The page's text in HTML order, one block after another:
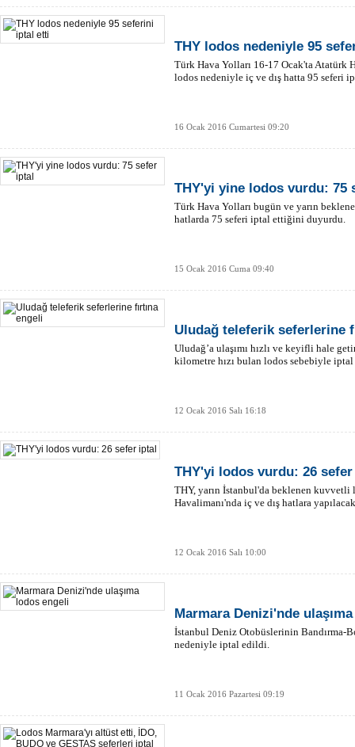
THY lodos nedeniyle 95
Türk Hava Yolları 16-17 Ocak'ta Atatürk
lodos nedeniyle iç ve dış hatta 95 seferi
16 Ocak 2016 Cumartesi 09:20
THY'yi yine lodos vurdu: 75
Türk Hava Yolları bugün ve yarın
hatlarda 75 seferi iptal ettiğini duyurdu.
15 Ocak 2016 Cuma 09:40
Uludağ teleferik seferlerine
Uludağ’a ulaşımı hızlı ve keyifli hale
kilometre hızı bulan lodos sebebiyle
12 Ocak 2016 Salı 16:18
THY'yi lodos vurdu: 26
THY, yarın İstanbul'da beklenen
Havalimanı'nda iç ve dış hatlara
12 Ocak 2016 Salı 10:00
Marmara Denizi'nde
İstanbul Deniz Otobüslerinin Bandırma-
nedeniyle iptal edildi.
11 Ocak 2016 Pazartesi 09:19